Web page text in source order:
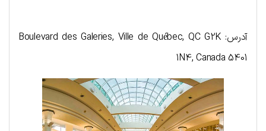
آدرس: Boulevard des Galeries, Ville de Québec, QC G2K
1N4, Canada 5401